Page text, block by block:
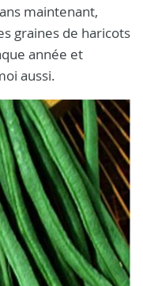
maintenant,
graines de haricots
année et
aussi.